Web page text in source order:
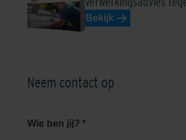
Bekijk
Neem contact op
Wie ben jij? *